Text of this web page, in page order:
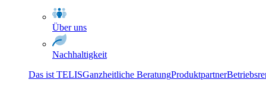
Über uns
Nachhaltigkeit
Das ist TELISGanzheitliche BeratungProduktpartner